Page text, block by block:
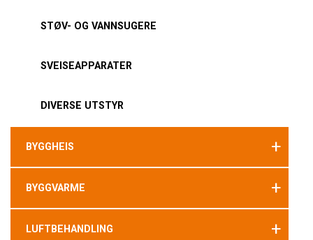
STØV- OG VANNSUGERE
SVEISEAPPARATER
DIVERSE UTSTYR
BYGGHEIS +
BYGGVARME +
LUFTBEHANDLING +